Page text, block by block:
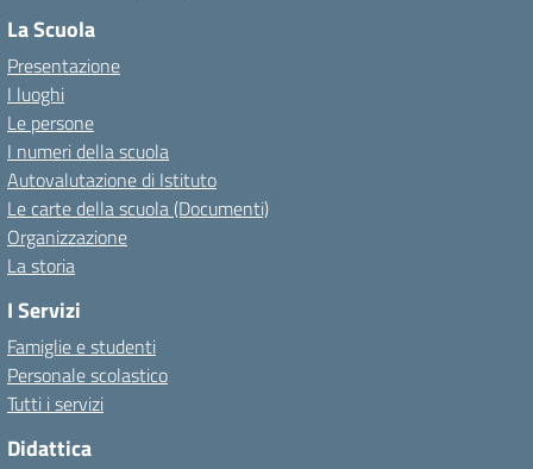
La Scuola
Presentazione
I luoghi
Le persone
I numeri della scuola
Autovalutazione di Istituto
Le carte della scuola (Documenti)
Organizzazione
La storia
I Servizi
Famiglie e studenti
Personale scolastico
Tutti i servizi
Didattica